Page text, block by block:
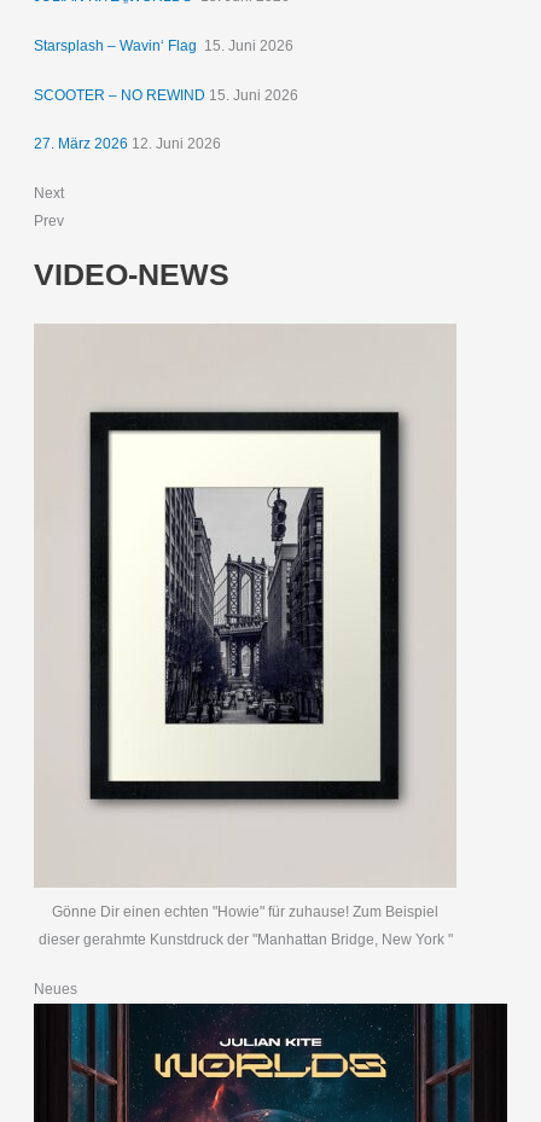
Starsplash – Wavin‘ Flag 15. Juni 2026
SCOOTER – NO REWIND 15. Juni 2026
27. März 2026 12. Juni 2026
Next
Prev
VIDEO-NEWS
Gönne Dir einen echten "Howie" für zuhause! Zum Beispiel
dieser gerahmte Kunstdruck der "Manhattan Bridge, New York "
Neues